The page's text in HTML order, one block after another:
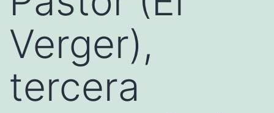
Verger),
tercera